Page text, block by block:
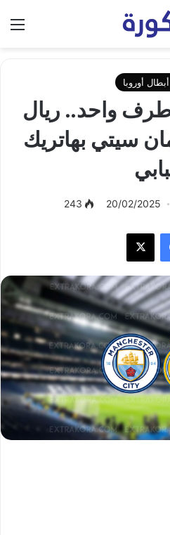
أوروبا
واحد.. ريال
سيتي بهاتريك
20/02/2025
243
فيسبوك